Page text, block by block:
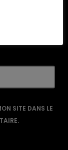
SITE DANS LE